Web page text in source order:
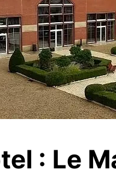
: Le